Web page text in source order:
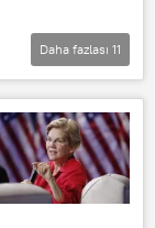
Daha fazlası 11